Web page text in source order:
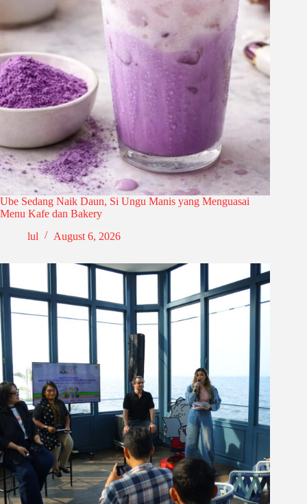
Ube Sedang Naik Daun, Si Ungu Manis yang Menguasai
Menu Kafe dan Bakery
lul
August 6, 2026